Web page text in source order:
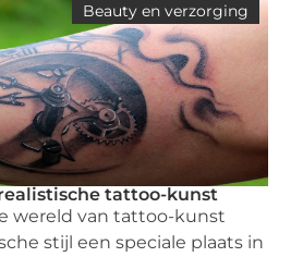
Beauty en verzorging
tattoo-kunst
wereld van tattoo-kunst
stijl een speciale plaats in